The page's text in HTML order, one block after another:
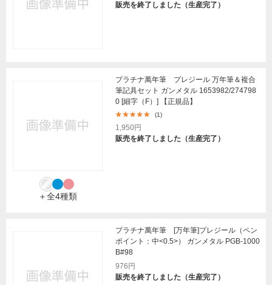
販売を終了しました（生産完了）
＋全4種類
プラチナ萬年筆 プレジール 万年筆＆複合
筆記具セット ガンメタル 1653982/274798
0 [細字（F）] 【正規品】
(1)
1,950円
販売を終了しました（生産完了）
プラチナ萬年筆 [万年筆]プレジール（ペン
ポイント：中<0.5>） ガンメタル PGB-1000
B#98
976円
販売を終了しました（生産完了）